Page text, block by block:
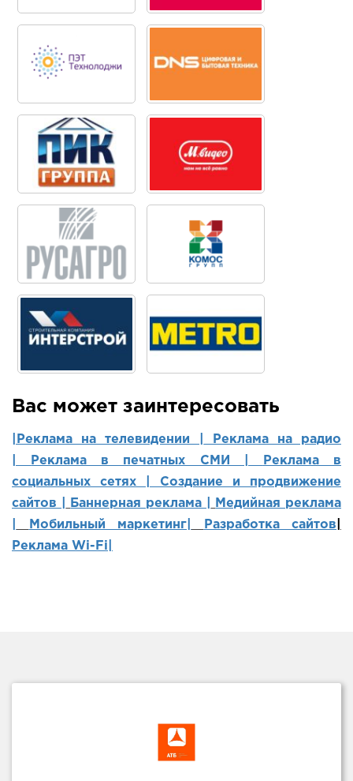
Вас может заинтересовать
|Реклама на телевидении |
Реклама на радио
Реклама в печатных СМИ |
Реклама в
социальных сетях | Создание и продвижение
сайтов
Баннерная реклама |
Медийная реклама
Мобильный маркетинг Разработка сайтов
Реклама Wi-Fi|